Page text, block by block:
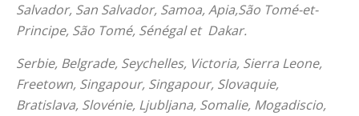
Salvador, San Salvador, Samoa, Apia,São Tomé-et-
Principe, São Tomé, Sénégal et Dakar.
Serbie, Belgrade, Seychelles, Victoria, Sierra Leone,
Freetown, Singapour, Singapour, Slovaquie,
Bratislava, Slovénie, Ljubljana, Somalie, Mogadiscio,